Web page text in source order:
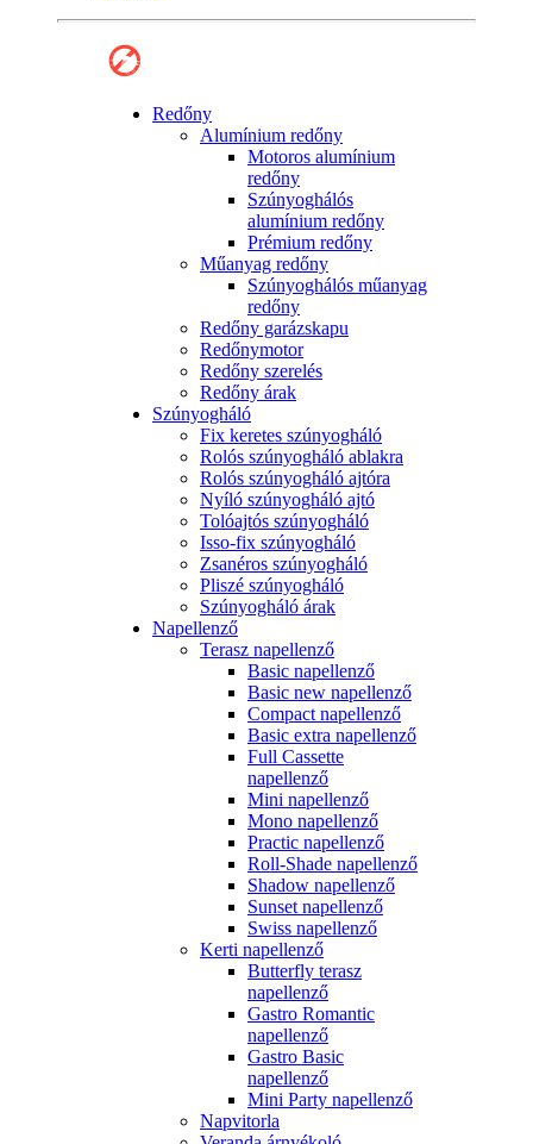
Redőny
Alumínium redőny
Motoros alumínium
redőny
Szúnyoghálós
alumínium redőny
Prémium redőny
Műanyag redőny
Szúnyoghálós műanyag
redőny
Redőny garázskapu
Redőnymotor
Redőny szerelés
Redőny árak
Szúnyogháló
Fix keretes szúnyogháló
Rolós szúnyogháló ablakra
Rolós szúnyogháló ajtóra
Nyíló szúnyogháló ajtó
Tolóajtós szúnyogháló
Isso-fix szúnyogháló
Zsanéros szúnyogháló
Pliszé szúnyogháló
Szúnyogháló árak
Napellenző
Terasz napellenző
Basic napellenző
Basic new napellenző
Compact napellenző
Basic extra napellenző
Full Cassette
napellenző
Mini napellenző
Mono napellenző
Practic napellenző
Roll-Shade napellenző
Shadow napellenző
Sunset napellenző
Swiss napellenző
Kerti napellenző
Butterfly terasz
napellenző
Gastro Romantic
napellenző
Gastro Basic
napellenző
Mini Party napellenző
Napvitorla